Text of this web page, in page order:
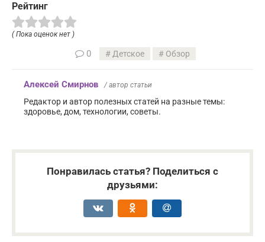
Рейтинг
( Пока оценок нет )
0 Детское Обзор
Алексей Смирнов / автор статьи
Редактор и автор полезных статей на разные темы:
здоровье, дом, технологии, советы.
Понравилась статья? Поделиться с
друзьями: